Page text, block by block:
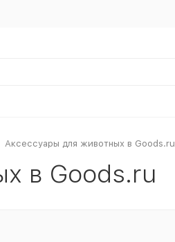
Аксессуары для животных в Goods.ru
в Goods.ru